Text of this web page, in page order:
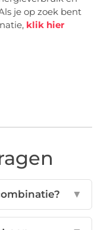
je op zoek bent
klik hier
▼